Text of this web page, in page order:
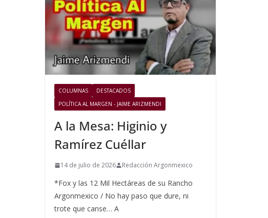
COLUMNAS
DESTACADOS
POLÍTICA AL MARGEN - JAIME ARIZMENDI
A la Mesa: Higinio y
Ramírez Cuéllar
14 de julio de 2026 Redacción Argonmexico
*Fox y las 12 Mil Hectáreas de su Rancho
Argonmexico / No hay paso que dure, ni
trote que canse… A